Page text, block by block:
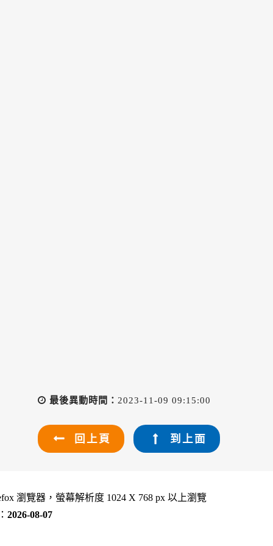
最後異動時間： 2023-11-09 09:15:00
回上頁 到上面
瀏覽器，螢幕解析度 1024 X 768 px 以上瀏覽
2026-08-07